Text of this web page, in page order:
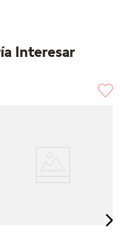
Interesar